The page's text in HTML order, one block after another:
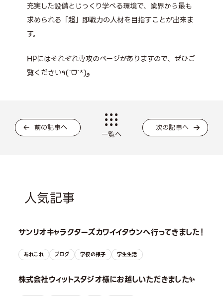
充実した設備とじっくり学べる環境で、業界から最も
求められる「超」即戦力の人材を目指すことが出来ま
す。
HPにはそれぞれ専攻のページがありますので、ぜひご
覧ください٩(ˊᗜˋ*)و
前の記事へ
一覧へ
次の記事へ
人気記事
サンリオキャラクターズカワイイタウンへ行ってきました！
あれこれ ブログ 学校の様子 学生生活
株式会社ウィットスタジオ様にお越しいただきました✨